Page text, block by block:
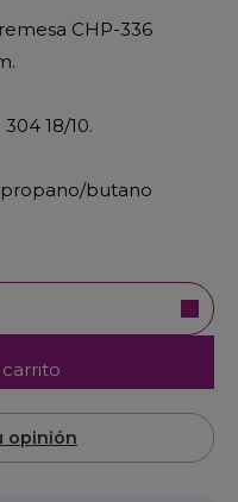
CHP-336
18/10.
butano
opinión